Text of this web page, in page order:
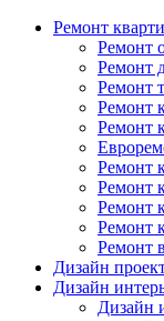
Ремонт
Ремонт
Ремонт
Ремонт
Ремонт
Ремонт
Ремонт
Ремонт
Ремонт
Ремонт
Ремонт
Дизайн
Дизайн
Дизайн